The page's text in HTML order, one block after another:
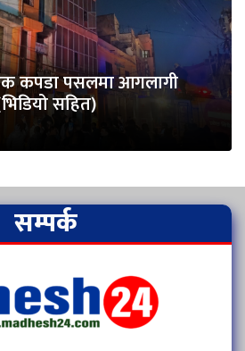
कपडा पसलमा आगलागी
सहित)
सम्पर्क